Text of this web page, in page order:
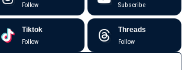
Follow Subscribe
Tiktok
Follow
Threads
Follow